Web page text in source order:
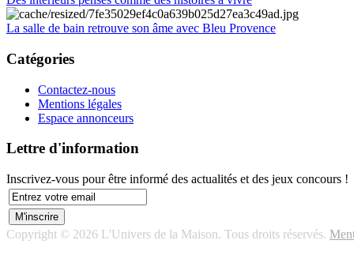
La salle de bain retrouve son âme avec Bleu Provence
Catégories
Contactez-nous
Mentions légales
Espace annonceurs
Lettre d'information
Inscrivez-vous pour être informé des actualités et des jeux concours !
Copyright © 2026 L'Univers de la Maison. Tous droits réservés.